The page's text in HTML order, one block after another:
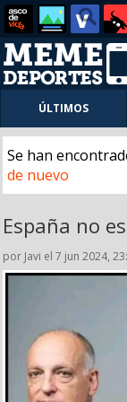
ÚLTIMOS
Se han
de nuevo
España no
por Javi el 7 jun 2024,